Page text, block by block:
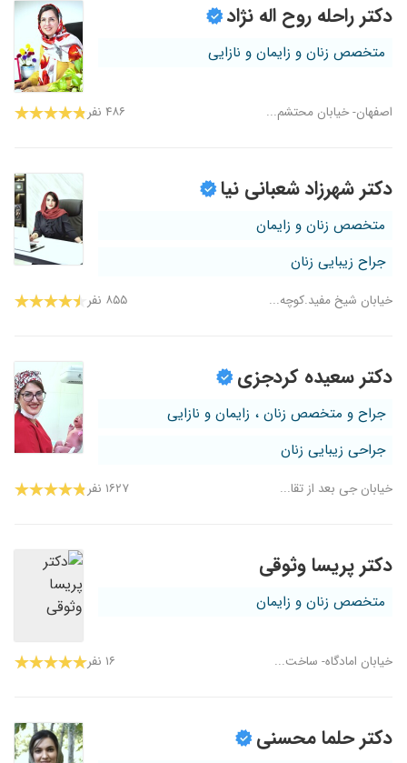
دکتر راحله روح اله نژاد
متخصص زنان و زایمان و نازایی
اصفهان- خیابان محتشم... ۴۸۶ نفر
دکتر شهرزاد شعبانی نیا
متخصص زنان و زایمان
جراح زیبایی زنان
خیابان شیخ مفید.کوچه... ۸۵۵ نفر
دکتر سعیده کردجزی
جراح و متخصص زنان ، زایمان و نازایی
جراحی زیبایی زنان
خیابان جی بعد از تقا... ۱۶۲۷ نفر
دکتر پریسا وثوقی
متخصص زنان و زایمان
خیابان امادگاه- ساخت... ۱۶ نفر
دکتر حلما محسنی